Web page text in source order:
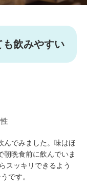
も飲みやすい
んでみました。味はほ
朝晩食前に飲んでいま
スッキリできるよう
です。